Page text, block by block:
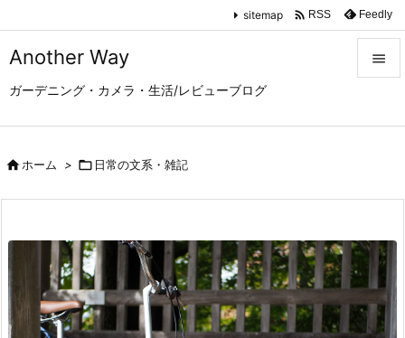
Another Way
ガーデニング・カメラ・生活/レビューブログ


次へ

検索
sitemap  RSS Feedly
ホーム >  日常の文系・雑記